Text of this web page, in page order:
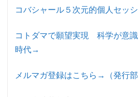
コバシャール５次元的個人セッ
コトダマで願望実現 科学が意
時代→
メルマガ登録はこちら→（発行部